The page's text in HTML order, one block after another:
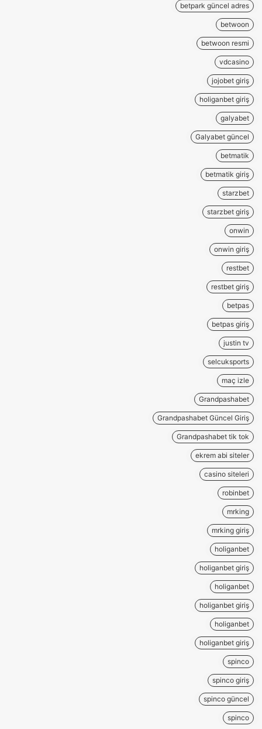
betpark güncel adres
betwoon
betwoon resmi
vdcasino
jojobet giriş
holiganbet giriş
galyabet
Galyabet güncel
betmatik
betmatik giriş
starzbet
starzbet giriş
onwin
onwin giriş
restbet
restbet giriş
betpas
betpas giriş
justin tv
selcuksports
maç izle
Grandpashabet
Grandpashabet Güncel Giriş
Grandpashabet tik tok
ekrem abi siteler
casino siteleri
robinbet
mrking
mrking giriş
holiganbet
holiganbet giriş
holiganbet
holiganbet giriş
holiganbet
holiganbet giriş
spinco
spinco giriş
spinco güncel
spinco